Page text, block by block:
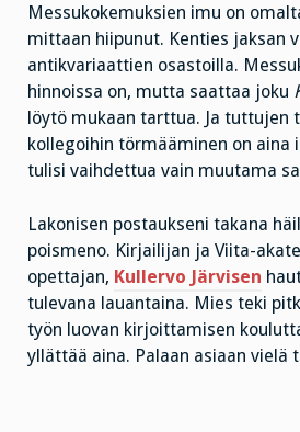
Messukokemuksien imu on
mittaan hiipunut. Kenties jaksan
antikvariaattien osastoilla.
hinnoissa on, mutta saattaa joku
löytö mukaan tarttua. Ja tuttujen
kollegoihin törmääminen on aina
tulisi vaihdettua vain muutama
Lakonisen postaukseni takana
poismeno. Kirjailijan ja Viita-
opettajan, Kullervo Järvisen
tulevana lauantaina. Mies teki
työn luovan kirjoittamisen
yllättää aina. Palaan asiaan vielä